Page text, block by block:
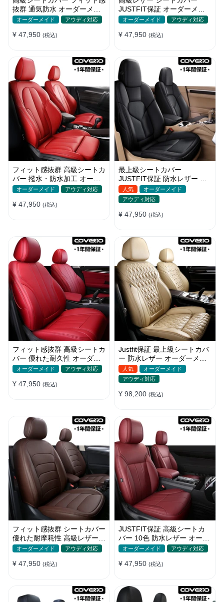
抜群 通気防水 オーダーメイ
ド 6色 スポーツ感 全席セッ
オーダーメイド アウディ対応
¥ 47,950 (税込)
JUSTFIT保証 オーダーメイ
ド 7色 防水 耐摩耗性 全席セオーダーメイド アウディ対応
¥ 47,950 (税込)
フィット感抜群 高級シートカ
バー 撥水・防水加工 オーダ
ーメイド 6色レザー 全席セッ
オーダーメイド アウディ対応
¥ 47,950 (税込)
最上級シートカバー
JUSTFIT保証 防水レザー オ
ーダーメイド 通気性 おしゃ
れ 全席セット
人気
オーダーメイド
アウディ対応
¥ 47,950 (税込)
フィット感抜群 高級シートカ
バー 優れた耐久性 オーダー
メイド 9色 防水レザー おし
オーダーメイド アウディ対応
¥ 47,950 (税込)
Justfit保証 最上級シートカバ
ー 防水レザー オーダーメイ
ド 6色 おしゃれ 全席セット
人気
オーダーメイド
アウディ対応
¥ 98,200 (税込)
フィット感抜群 シートカバー
優れた耐摩耗性 高級レザー
オーダーメイド 防汚防水 お
オーダーメイド アウディ対応
¥ 47,950 (税込)
JUSTFIT保証 高級シートカ
バー 10色 防水レザー オーダ
ーメイド おしゃれ 全席セッ
オーダーメイド アウディ対応
¥ 47,950 (税込)